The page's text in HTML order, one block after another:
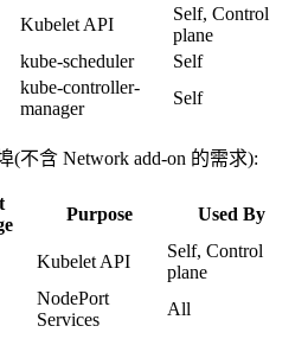
Kubelet API
Self, Control
plane
kube-scheduler
Self
kube-controller-
manager
Self
不含 Network add-on 的需求):
Purpose Used By
Kubelet API
Self, Control
plane
NodePort
Services
All